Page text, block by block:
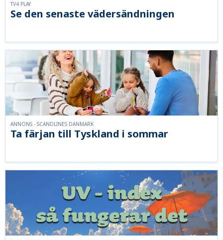
Se den senaste vädersändningen
TV4 PLAY
Ta färjan till Tyskland i sommar
ANNONS - SCANDLINES DANMARK